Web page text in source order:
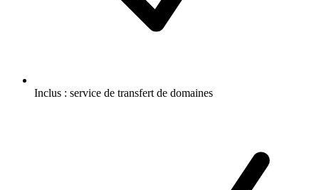
Inclus : service de transfert de domaines